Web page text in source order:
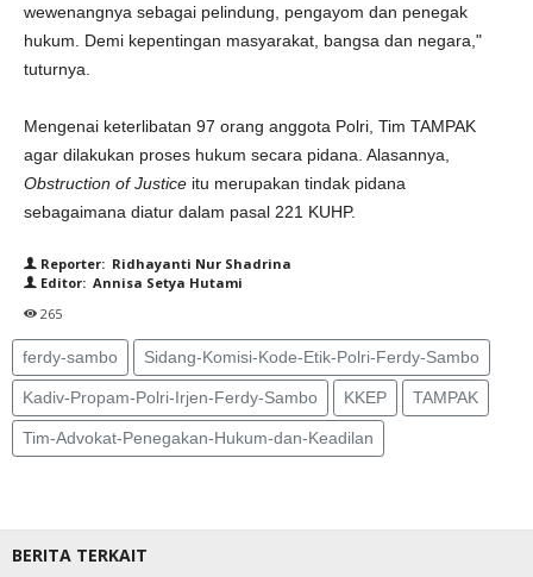
wewenangnya sebagai pelindung, pengayom dan penegak
hukum. Demi kepentingan masyarakat, bangsa dan negara,"
tuturnya.
Mengenai keterlibatan 97 orang anggota Polri, Tim TAMPAK
agar dilakukan proses hukum secara pidana. Alasannya,
Obstruction of Justice itu merupakan tindak pidana
sebagaimana diatur dalam pasal 221 KUHP.
Reporter: Ridhayanti Nur Shadrina
Editor: Annisa Setya Hutami
265
ferdy-sambo Sidang-Komisi-Kode-Etik-Polri-Ferdy-Sambo
Kadiv-Propam-Polri-Irjen-Ferdy-Sambo KKEP TAMPAK
Tim-Advokat-Penegakan-Hukum-dan-Keadilan
BERITA TERKAIT